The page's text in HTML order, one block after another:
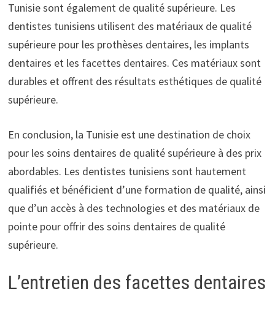
Tunisie sont également de qualité supérieure. Les
dentistes tunisiens utilisent des matériaux de qualité
supérieure pour les prothèses dentaires, les implants
dentaires et les facettes dentaires. Ces matériaux sont
durables et offrent des résultats esthétiques de qualité
supérieure.
En conclusion, la Tunisie est une destination de choix
pour les soins dentaires de qualité supérieure à des prix
abordables. Les dentistes tunisiens sont hautement
qualifiés et bénéficient d’une formation de qualité, ainsi
que d’un accès à des technologies et des matériaux de
pointe pour offrir des soins dentaires de qualité
supérieure.
L’entretien des facettes dentaires